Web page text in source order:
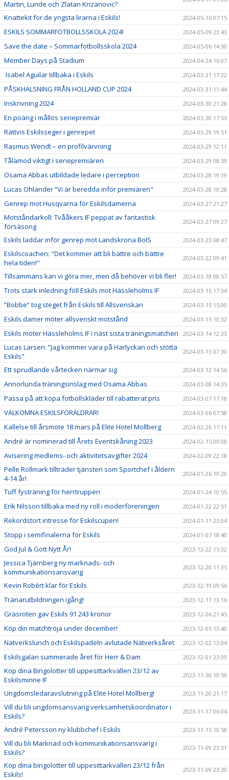
Martin, Lunde och Zlatan Krizanovic?
Knattekit för de yngsta lirarna i Eskils! 2024-05-16 07:15
ESKILS SOMMARFOTBOLLSSKOLA 2024! 2024-05-09 23:43
Save the date – Sommarfotbollsskola 2024 2024-05-06 14:30
Member Days på Stadium 2024-04-24 16:07
Isabel Aguilar tillbaka i Eskils 2024-03-31 17:22
PÅSKHÄLSNING FRÅN HOLLAND CUP 2024 2024-03-31 11:44
Inskrivning 2024 2024-03-30 21:28
En poäng i mållös seriepremiär 2024-03-30 17:53
Rättvis Eskilsseger i genrepet 2024-03-29 19:51
Rasmus Wendt – en profilvärvning 2024-03-29 12:11
Tålamod viktigt i seriepremiären 2024-03-29 08:59
Osama Abbas utbildade ledare i perception 2024-03-28 19:19
Lucas Ohlander ”Vi är beredda inför premiären" 2024-03-28 10:28
Genrep mot Husqvarna för Eskilsdamerna 2024-03-27 21:27
Motståndarkoll: Tvååkers IF peppat av fantastisk
försäsong
2024-03-27 09:27
Eskils laddar inför genrep mot Landskrona BoIS 2024-03-23 08:47
Eskilscoachen: "Det kommer att bli bättre och bättre
hela tiden!"
2024-03-22 09:41
Tillsammans kan vi göra mer, men då behöver vi bli fler! 2024-03-18 08:57
Trots stark inledning föll Eskils mot Hässleholms IF 2024-03-16 17:34
”Bobbe” tog steget från Eskils till Allsvenskan 2024-03-15 15:00
Eskils damer möter allsvenskt motstånd 2024-03-15 10:32
Eskils möter Hässleholms IF i näst sista träningsmatchen 2024-03-14 12:33
Lucas Larsen: ”Jag kommer vara på Harlyckan och stötta
Eskils"
2024-03-13 07:30
Ett sprudlande vårtecken närmar sig 2024-03-12 14:56
Annorlunda träningsinslag med Osama Abbas 2024-03-08 14:35
Passa på att köpa fotbollskläder till rabatterat pris 2024-03-07 17:18
VÄLKOMNA ESKILSFÖRÄLDRAR! 2024-03-06 07:58
Kallelse till årsmöte 18 mars på Elite Hotel Mollberg 2024-02-26 17:11
André är nominerad till Årets Eventskåning 2023 2024-02-15 09:08
Avisering medlems- och aktivitetsavgifter 2024 2024-02-09 22:18
Pelle Rollmark tillträder tjänsten som Sportchef i åldern
4-14 år!
2024-01-26 19:20
Tuff fysträning för herrtruppen 2024-01-24 10:55
Erik Nilsson tillbaka med ny roll i moderföreningen 2024-01-22 22:51
Rekordstort intresse för Eskilscupen! 2024-01-11 23:04
Stopp i semifinalerna för Eskils 2024-01-07 18:40
God Jul & Gott Nytt År! 2023-12-22 15:32
Jessica Tjärnberg ny marknads- och
kommunikationsansvarig
2023-12-20 11:35
Kevin Robért klar för Eskils 2023-12-19 09:56
Tränarutbildningen igång! 2023-12-17 13:16
Gräsroten gav Eskils 91 243 kronor 2023-12-06 21:45
Köp din matchtröja under december! 2023-12-05 13:40
Nätverkslunch och Eskilspadeln avlutade Nätverksåret 2023-12-02 13:04
Eskilsgalan summerade året för Herr & Dam 2023-12-01 23:09
Köp dina Bingolotter till uppesittarkvällen 23/12 av
Eskilsminne IF
2023-11-30 10:59
Ungdomsledaravslutning på Elite Hotel Mollberg! 2023-11-20 21:17
Vill du bli ungdomsansvarig verksamhetskoordinator i
Eskils?
2023-11-17 06:04
André Petersson ny klubbchef i Eskils 2023-11-15 10:58
Vill du bli Marknad och kommunikationsansvarig i
Eskils?
2023-11-09 23:31
Köp dina bingolotter till uppesittarkvällen 23/12 från
Eskils!
2023-11-09 23:30